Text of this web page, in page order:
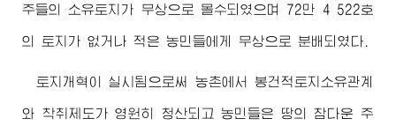
주들의 소유토지가 무상으로 몰수되였으며 72만 4 522호
의 토지가 없거나 적은 농민들에게 무상으로 분배되였다.
토지개혁이 실시됨으로써 농촌에서 봉건적토지소유관계
와 착취제도가 영원히 청산되고 농민들은 땅의 참다운 주